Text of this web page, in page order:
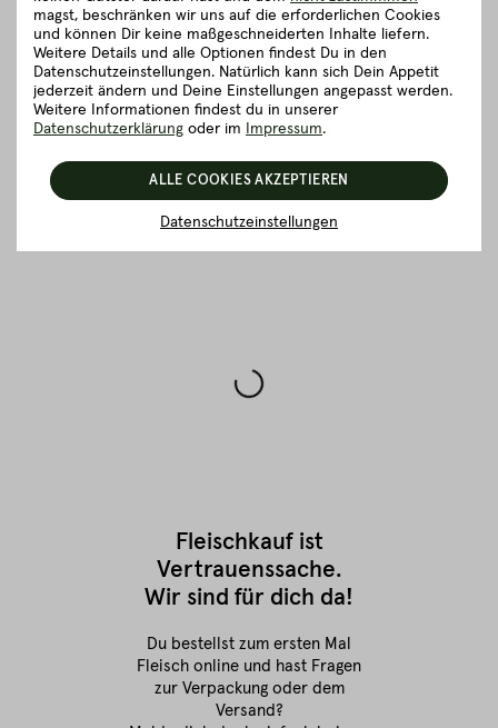
Verpackung und Lieferung
5 richtig gute Gründe für Fitmeat
ZURÜCK ZUR ÜBERSICHT
Fleischkauf ist
Vertrauenssache.
Wir sind für dich da!
Du bestellst zum ersten Mal
Fleisch online und hast Fragen
zur Verpackung oder dem
Versand?
magst, beschränken wir uns auf die erforderlichen Cookies
und können Dir keine maßgeschneiderten Inhalte liefern.
Weitere Details und alle Optionen findest Du in den
Datenschutzeinstellungen. Natürlich kann sich Dein Appetit
jederzeit ändern und Deine Einstellungen angepasst werden.
Weitere Informationen findest du in unserer
Datenschutzerklärung oder im Impressum.
Datenschutzeinstellungen
ALLE COOKIES AKZEPTIEREN